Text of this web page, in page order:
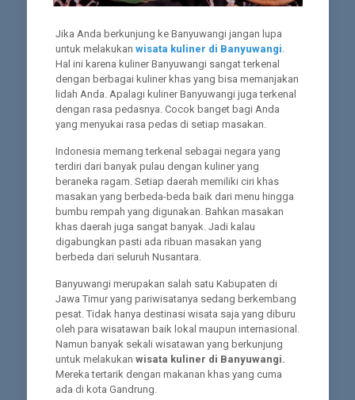
Jika Anda berkunjung ke Banyuwangi jangan lupa
untuk melakukan wisata kuliner di Banyuwangi.
Hal ini karena kuliner Banyuwangi sangat terkenal
dengan berbagai kuliner khas yang bisa memanjakan
lidah Anda. Apalagi kuliner Banyuwangi juga terkenal
dengan rasa pedasnya. Cocok banget bagi Anda
yang menyukai rasa pedas di setiap masakan.
Indonesia memang terkenal sebagai negara yang
terdiri dari banyak pulau dengan kuliner yang
beraneka ragam. Setiap daerah memiliki ciri khas
masakan yang berbeda-beda baik dari menu hingga
bumbu rempah yang digunakan. Bahkan masakan
khas daerah juga sangat banyak. Jadi kalau
digabungkan pasti ada ribuan masakan yang
berbeda dari seluruh Nusantara.
Banyuwangi merupakan salah satu Kabupaten di
Jawa Timur yang pariwisatanya sedang berkembang
pesat. Tidak hanya destinasi wisata saja yang diburu
oleh para wisatawan baik lokal maupun internasional.
Namun banyak sekali wisatawan yang berkunjung
untuk melakukan wisata kuliner di Banyuwangi.
Mereka tertarik dengan makanan khas yang cuma
ada di kota Gandrung.